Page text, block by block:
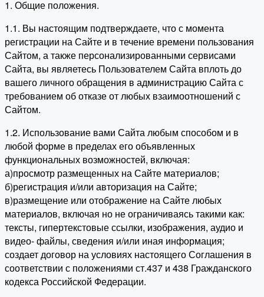
1. Общие положения.
1.1. Вы настоящим подтверждаете, что с момента
регистрации на Сайте и в течение времени пользования
Сайтом, а также персонализированными сервисами
Сайта, вы являетесь Пользователем Сайта вплоть до
вашего личного обращения в администрацию Сайта с
требованием об отказе от любых взаимоотношений с
Сайтом.
1.2. Использование вами Сайта любым способом и в
любой форме в пределах его объявленных
функциональных возможностей, включая:
а)просмотр размещенных на Сайте материалов;
б)регистрация и/или авторизация на Сайте;
в)размещение или отображение на Сайте любых
материалов, включая но не ограничиваясь такими как:
тексты, гипертекстовые ссылки, изображения, аудио и
видео- файлы, сведения и/или иная информация;
создает договор на условиях настоящего Соглашения в
соответствии с положениями ст.437 и 438 Гражданского
кодекса Российской Федерации.